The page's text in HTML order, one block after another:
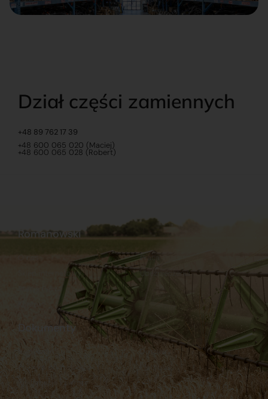
Dział części zamiennych
+48 89 762 17 39
+48 600 065 020 (Maciej)
+48 600 065 028 (Robert)
Dokumenty
Regulamin
Polityka prywatności
Reklamacje i zwroty
Dostawy
Płatności
Romanowski
Sklep internetowy
Praca
Ubezpieczenia